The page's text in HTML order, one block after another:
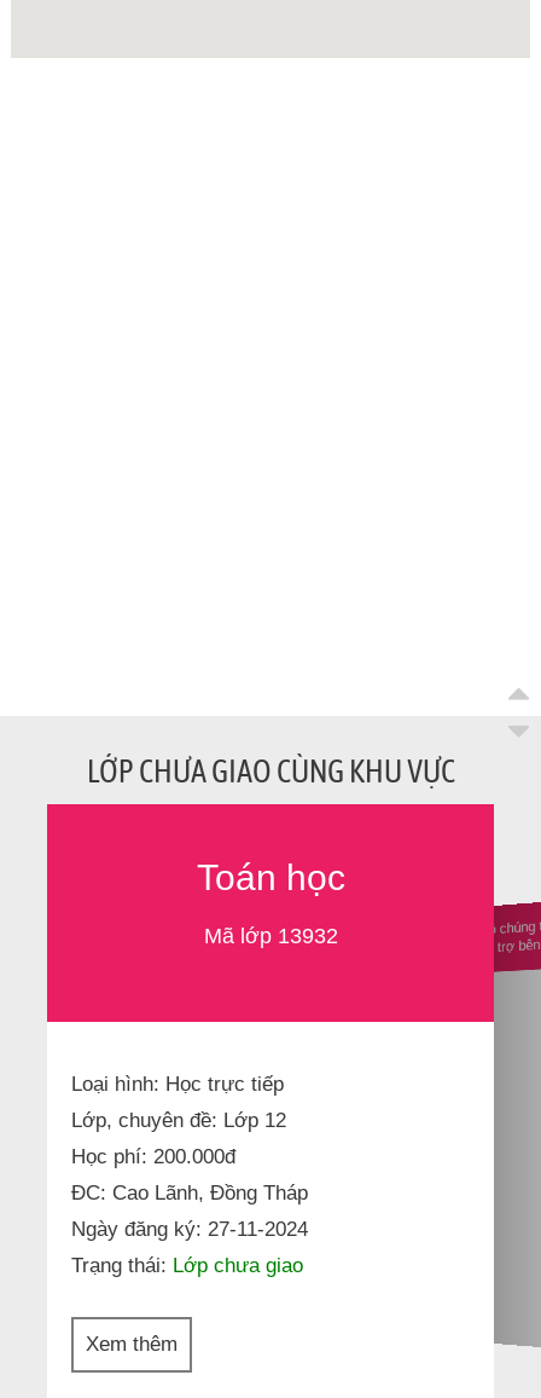
LỚP CHƯA GIAO CÙNG KHU VỰC
Toán học
Mã lớp 13932
Loại hình: Học trực tiếp
Lớp, chuyên đề: Lớp 12
Học phí: 200.000đ
ĐC: Cao Lãnh, Đồng Tháp
Ngày đăng ký: 27-11-2024
Trạng thái: Lớp chưa giao
Xem thêm
Ủng hộ
nhà tài trợ